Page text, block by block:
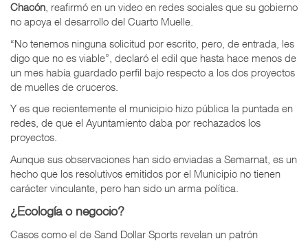
Chacón , reafirmó en un video en redes sociales que su gobierno
no apoya el desarrollo del Cuarto Muelle.
“No tenemos ninguna solicitud por escrito, pero, de entrada, les
digo que no es viable”, declaró el edil que hasta hace menos de
un mes había guardado perfil bajo respecto a los dos proyectos
de muelles de cruceros.
Y es que recientemente el municipio hizo pública la puntada en
redes, de que el Ayuntamiento daba por rechazados los
proyectos.
Aunque sus observaciones han sido enviadas a Semarnat, es un
hecho que los resolutivos emitidos por el Municipio no tienen
carácter vinculante, pero han sido un arma política.
¿Ecología o negocio?
Casos como el de Sand Dollar Sports revelan un patrón